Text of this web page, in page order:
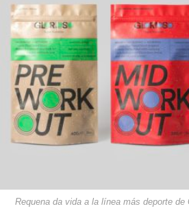
Requena da vida a la línea más deporte de